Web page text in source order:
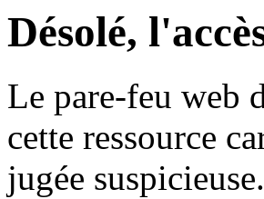
Désolé,
Le pare-feu web
cette ressource
jugée suspicieuse.